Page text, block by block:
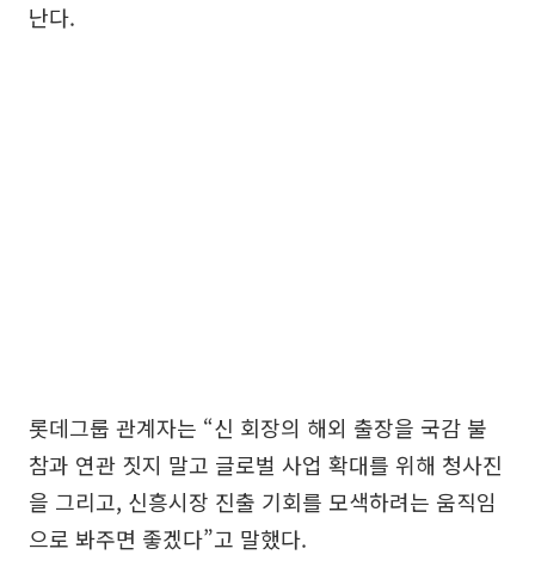
난다.
롯데그룹 관계자는 “신 회장의 해외 출장을 국감 불
참과 연관 짓지 말고 글로벌 사업 확대를 위해 청사진
을 그리고, 신흥시장 진출 기회를 모색하려는 움직임
으로 봐주면 좋겠다”고 말했다.